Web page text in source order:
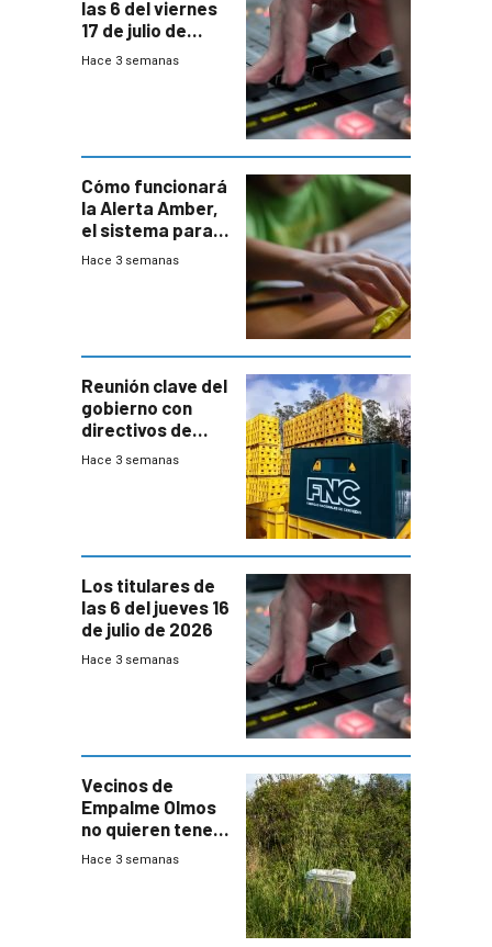
las 6 del viernes
17 de julio de
2026
Hace 3 semanas
Cómo funcionará
la Alerta Amber,
el sistema para
la búsqueda
Hace 3 semanas
Reunión clave del
gobierno con
directivos de
Fábricas
Hace 3 semanas
Los titulares de
las 6 del jueves 16
de julio de 2026
Hace 3 semanas
Vecinos de
Empalme Olmos
no quieren tener
cerca una planta
Hace 3 semanas